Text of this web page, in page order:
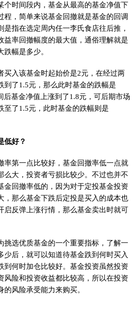
个时间段内，基金从最高的基金净值下
程，简单来说基金回撤就是基金的回调
是指在选定周内任一李氏食店往后推，
益率回撤幅度的最大值，通俗理解就是
幅是多少。
买入该基金时起始价是2元，在经过两
到了1.5元，那么此时基金的跌幅是
后基金净值上涨到了1.8元，可后期市场
至了1.5元，此时基金的跌幅则是
低好？
率第一点比较好，基金回撤率低一点就
么大，投资者亏损比较少。不过也并不
金回撤率低的，因为对于定投基金投资
，那么基金下跌后定投是买入的成本也
启反弹上涨行情，那么基金卖出时就可
挑选优质基金的一个重要指标，了解一
少后，就可以知道待基金跌到何时买入
到何时加仓比较好。基金投资虽然投资
风险和投资收益都比较高，所以在投资
风险承受能力来购买。